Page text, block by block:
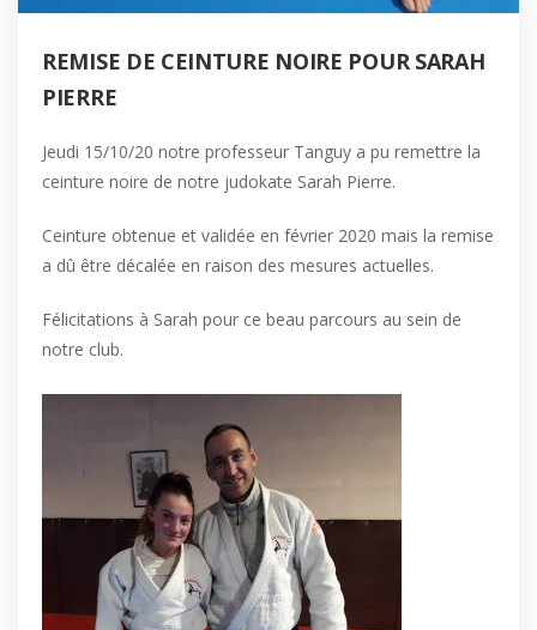
REMISE DE CEINTURE NOIRE POUR SARAH
PIERRE
Jeudi 15/10/20 notre professeur Tanguy a pu remettre la
ceinture noire de notre judokate Sarah Pierre.
Ceinture obtenue et validée en février 2020 mais la remise
a dû être décalée en raison des mesures actuelles.
Félicitations à Sarah pour ce beau parcours au sein de
notre club.